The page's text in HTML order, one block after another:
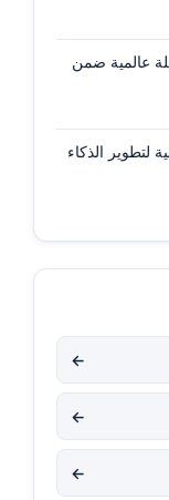
عالمية ضمن
لتطوير الذكاء
←
←
←